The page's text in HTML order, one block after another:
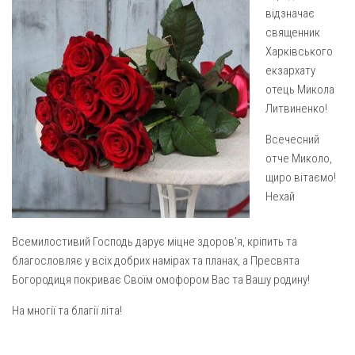
Архистратига Михаїла (м. Люботин)
Покрови Пресвятої Богородиці (с. Вільча)
Преображенська парафія (м. Лозова)
Парафія Благовіщення Пресвятої Богородиці (смт
Золочів)
Парафія Різдва Пресвятої Богородиці м. Берестин
(Красноград)
Парохії Полтавської області
Пресвятої Трійці (м. Полтава)
Свято-Юріївська парафія (м. Полтава)
Архистратига Михаїла (с. Пригарівка)
Благовіщення Пресвятої Богородиці (с. Шевченки)
Газета Християнський голос
Надруковані числа
Молитви
Галерея
Рух pro-life
відзначає
священник
Харківського
екзархату
отець Микола
Литвиненко!
Всечесний
отче Миколо,
щиро вітаємо!
Нехай
Всемилостивий Господь дарує міцне здоров’я, кріпить та
благословляє у всіх добрих намірах та планах, а Пресвята
Богородиця покриває Своїм омофором Вас та Вашу родину!
На многії та благії літа!